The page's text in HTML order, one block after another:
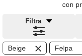
con
Filtra
Beige Felpa